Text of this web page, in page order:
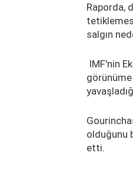
Raporda,
salgın
IMF'nin
görünüme
olduğunu
etti.